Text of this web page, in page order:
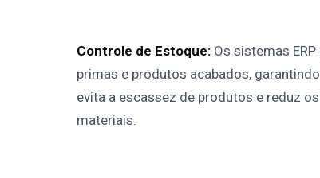
Controle de Estoque: Os sistemas
primas e produtos acabados,
evita a escassez de produtos e reduz
materiais.